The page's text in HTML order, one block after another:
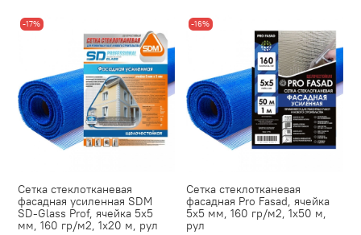
-17%
Сетка стеклотканевая
фасадная усиленная SDM
SD-Glass Prof, ячейка 5х5
мм, 160 гр/м2, 1х20 м, рул
-16%
Сетка стеклотканевая
фасадная Pro Fasad, ячейка
5х5 мм, 160 гр/м2, 1х50 м,
рул